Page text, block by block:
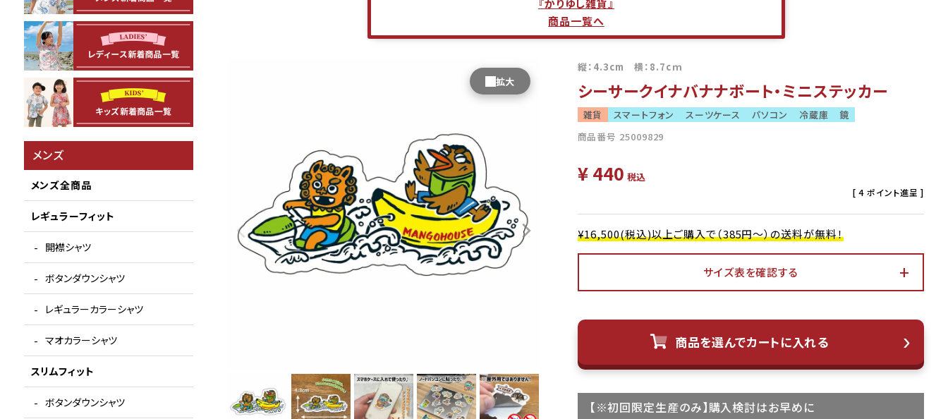
メンズ
メンズ全商品
レギュラーフィット
開襟シャツ
ボタンダウンシャツ
レギュラーカラーシャツ
マオカラーシャツ
スリムフィット
ボタンダウンシャツ
『かりゆし雑貨』
商品一覧へ
縦：4.3cm 横：8.7cｍ
シーサークイナバナナボート・ミニステッカー
雑貨 スマートフォン スーツケース パソコン 冷蔵庫
鏡
商品番号 25009829
¥ 440 税込
[ 4 ポイント進呈 ]
¥16,500(税込)以上ご購入で（385円～）の送料が無料！
サイズ表を確認する
商品を選んでカートに入れる
【※初回限定生産のみ】購入検討はお早めに